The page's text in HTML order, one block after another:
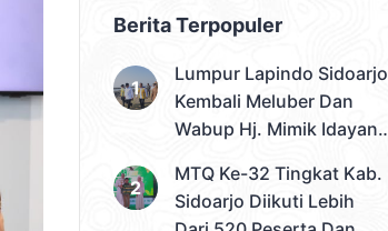
Berita Terpopuler
Lumpur Lapindo Sidoarjo
Kembali Meluber Dan
Wabup Hj. Mimik Idayana
MTQ Ke-32 Tingkat Kab.
Sidoarjo Diikuti Lebih